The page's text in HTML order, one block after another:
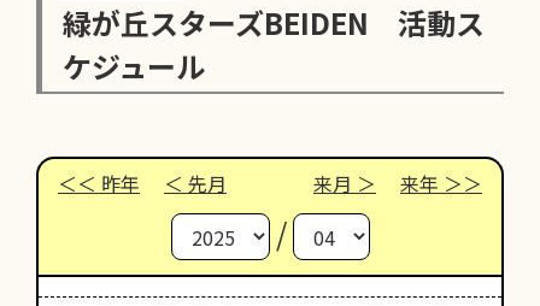
緑が丘スターズBEIDEN 活動ス
ケジュール
昨年 先月 来月 来年
/